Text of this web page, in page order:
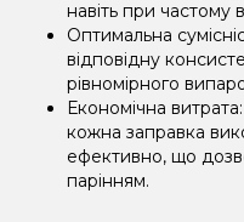
навіть при частому
Оптимальна
відповідну
рівномірного
Економічна
кожна заправка
ефективно, що
парінням.